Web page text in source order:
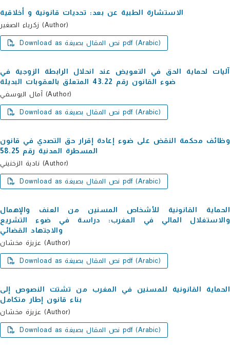
الاستشارة الطبیة عن بعد: تحدیات قانونیة و أخلاقیة
زكریاء الصغیر (Author)
Download as نص المقال بصيغة pdf (Arabic)
آلیات لحمایة الحق في التعویض عند انحلال الرابطة الزوجیة في
ضوء القانون رقم 43.22 المتعلق بالعقوبات البدیلة
آمال الیوسفي (Author)
Download as نص المقال بصيغة pdf (Arabic)
وظائف محكمة النقض على ضوء إعادة إقرار حق التصدي في قانون
المسطرة المدنیة رقم 58.25
نادیة الزخنیني (Author)
Download as نص المقال بصيغة pdf (Arabic)
الحمایة القانونیة للأشخاص المسنین من العنف والإھمال
والاستغلال المالي في المغرب: دراسة في ضوء التشریع
والاجتھاد القضائي
عزیزة مخشان (Author)
Download as نص المقال بصيغة pdf (Arabic)
الحمایة القانونیة للمسنین في المغرب من تشتت النصوص إلى
بناء قانون إطار متكامل
عزیزة مخشان (Author)
Download as نص المقال بصيغة pdf (Arabic)